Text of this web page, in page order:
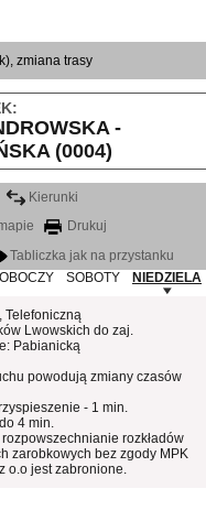
zmiana trasy
-
(0004)
Kierunki
Drukuj
Tabliczka jak na przystanku
SOBOTY NIEDZIELA
Telefoniczną
Lwowskich do zaj.
Pabianicką
powodują zmiany czasów
- 1 min.
4 min.
rozkładów
zarobkowych bez zgody MPK
o.o jest zabronione.